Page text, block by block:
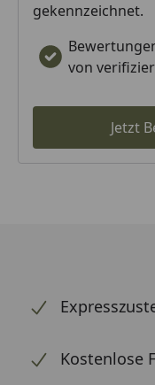
gekennzeichnet.
von
Jetzt
Kostenlose